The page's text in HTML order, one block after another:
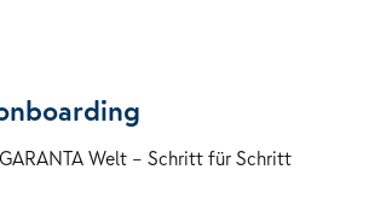
Welt – Schritt für Schritt